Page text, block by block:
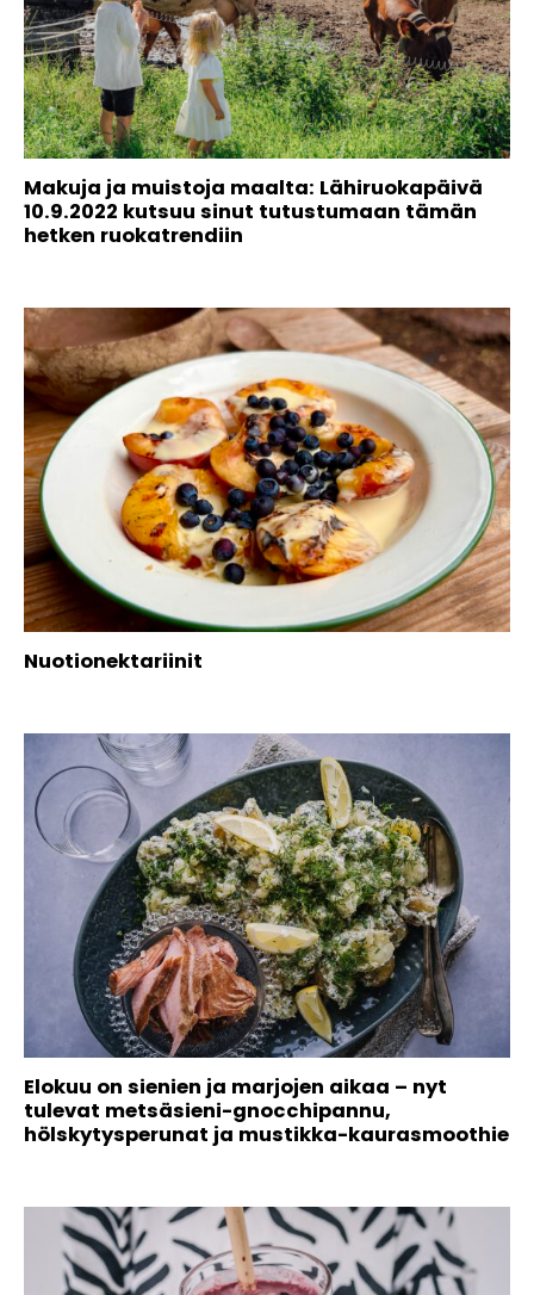
Makuja ja muistoja maalta: Lähiruokapäivä
10.9.2022 kutsuu sinut tutustumaan tämän
hetken ruokatrendiin
Nuotionektariinit
Elokuu on sienien ja marjojen aikaa – nyt
tulevat metsäsieni-gnocchipannu,
hölskytysperunat ja mustikka-kaurasmoothie